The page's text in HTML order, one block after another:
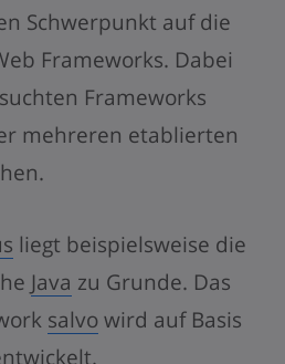
Schwerpunkt auf die
Frameworks. Dabei
Frameworks
mehreren etablierten
liegt beispielsweise die
Java zu Grunde. Das
salvowird auf Basis